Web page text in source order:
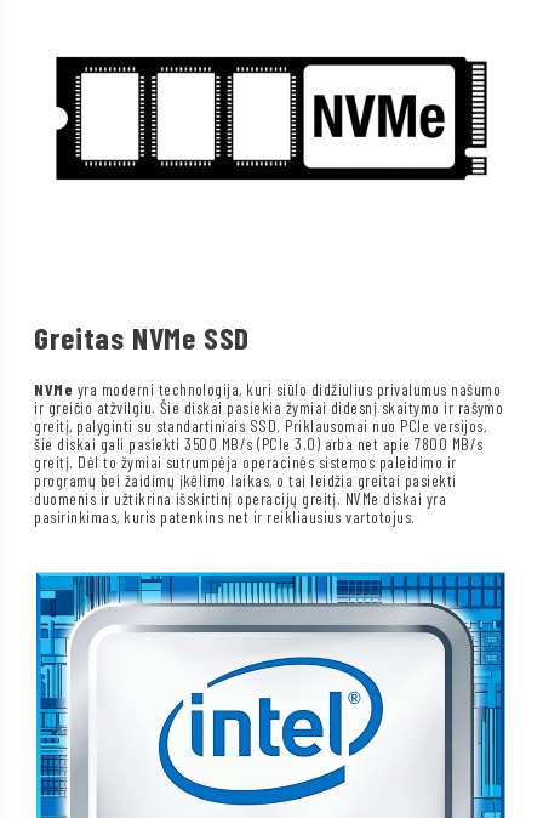
Greitas NVMe SSD
NVMe yra moderni technologija, kuri siūlo didžiulius privalumus našumo
ir greičio atžvilgiu. Šie diskai pasiekia žymiai didesnį skaitymo ir rašymo
greitį, palyginti su standartiniais SSD. Priklausomai nuo PCIe versijos,
šie diskai gali pasiekti 3500 MB/s (PCIe 3.0) arba net apie 7800 MB/s
greitį. Dėl to žymiai sutrumpėja operacinės sistemos paleidimo ir
programų bei žaidimų įkėlimo laikas, o tai leidžia greitai pasiekti
duomenis ir užtikrina išskirtinį operacijų greitį. NVMe diskai yra
pasirinkimas, kuris patenkins net ir reikliausius vartotojus.